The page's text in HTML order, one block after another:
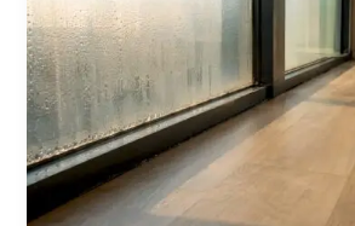
condensación
en
locales
comerciales